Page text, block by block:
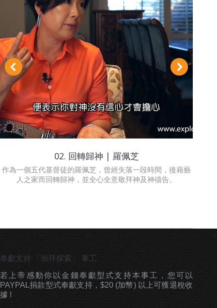
02. 回轉歸神 | 羅佩芝
作為一個五代基督徒的羅佩芝，曾經失落一段時間，後藉藝
人之家而回轉歸神，並全心全意敬拜神及神禱告。
奉獻支持 「崇拜探索」 事工
若上帝感動你以金錢奉獻型式支持本事工，您可以
PAYPAL捐款型式奉獻支持，$20 (加幣) 以上可獲退稅收
據 !